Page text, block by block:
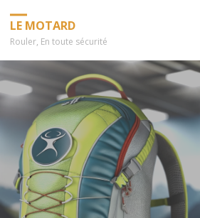
LE MOTARD
Rouler, En toute sécurité